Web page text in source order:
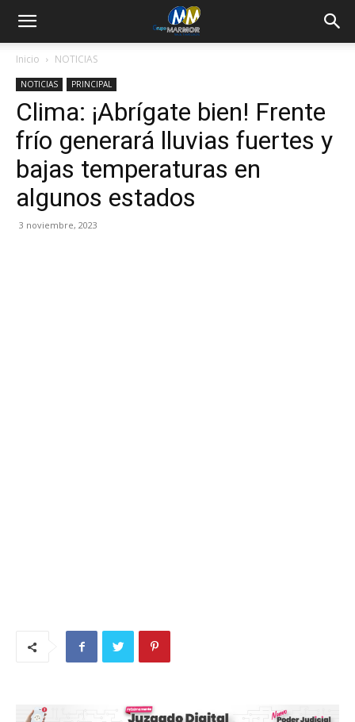
Inicio NOTICIAS
NOTICIAS PRINCIPAL
Clima: ¡Abrígate bien! Frente
frío generará lluvias fuertes y
bajas temperaturas en
algunos estados
3 noviembre, 2023